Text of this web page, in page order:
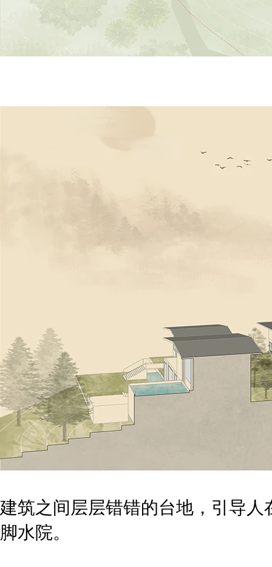
建筑之间层层错错的台地，引导
脚水院。